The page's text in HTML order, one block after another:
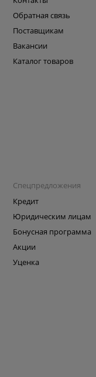
Обратная связь
Поставщикам
Вакансии
Каталог товаров
Спецпредложения
Кредит
Юридическим лицам
Бонусная программа
Акции
Уценка